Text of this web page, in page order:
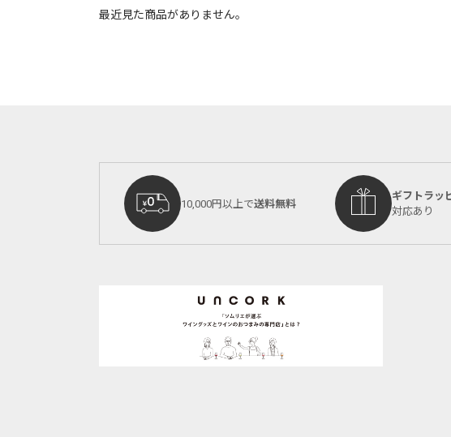
最近見た商品がありません。
10,000円以上で送料無料
ギフトラッ
対応あり